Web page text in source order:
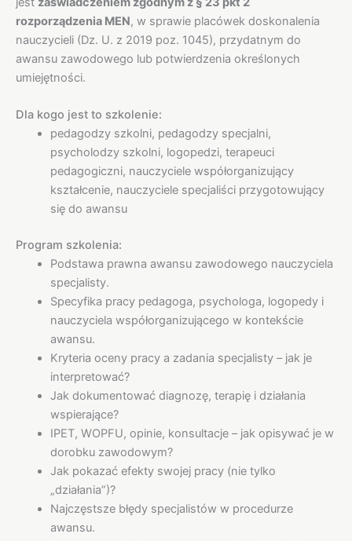
rozporządzenia MEN, w sprawie placówek doskonalenia
nauczycieli (Dz. U. z 2019 poz. 1045), przydatnym do
awansu zawodowego lub potwierdzenia określonych
umiejętności.
Dla kogo jest to szkolenie:
pedagodzy szkolni, pedagodzy specjalni,
psycholodzy szkolni, logopedzi, terapeuci
pedagogiczni, nauczyciele współorganizujący
kształcenie, nauczyciele specjaliści przygotowujący
się do awansu
Program szkolenia:
Podstawa prawna awansu zawodowego nauczyciela
specjalisty.
Specyfika pracy pedagoga, psychologa, logopedy i
nauczyciela współorganizującego w kontekście
awansu.
Kryteria oceny pracy a zadania specjalisty – jak je
interpretować?
Jak dokumentować diagnozę, terapię i działania
wspierające?
IPET, WOPFU, opinie, konsultacje – jak opisywać je w
dorobku zawodowym?
Jak pokazać efekty swojej pracy (nie tylko
„działania”)?
Najczęstsze błędy specjalistów w procedurze
awansu.